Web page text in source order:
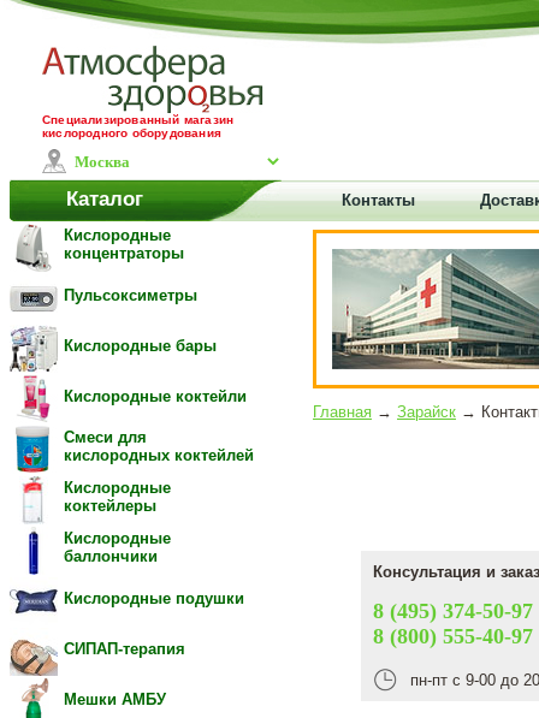
Специализированный магазин
кислородного оборудования
Каталог Контакты
Кислородные
концентраторы
Пульсоксиметры
Кислородные бары
Кислородные коктейли
Смеси для
кислородных коктейлей
Кислородные
коктейлеры
Кислородные
баллончики
Кислородные подушки
СИПАП-терапия
Мешки АМБУ
Главная → Зарайск →
Консультация и
8 (495) 374-50-97
8 (800) 555-40-97
пн-пт с 9-00 до